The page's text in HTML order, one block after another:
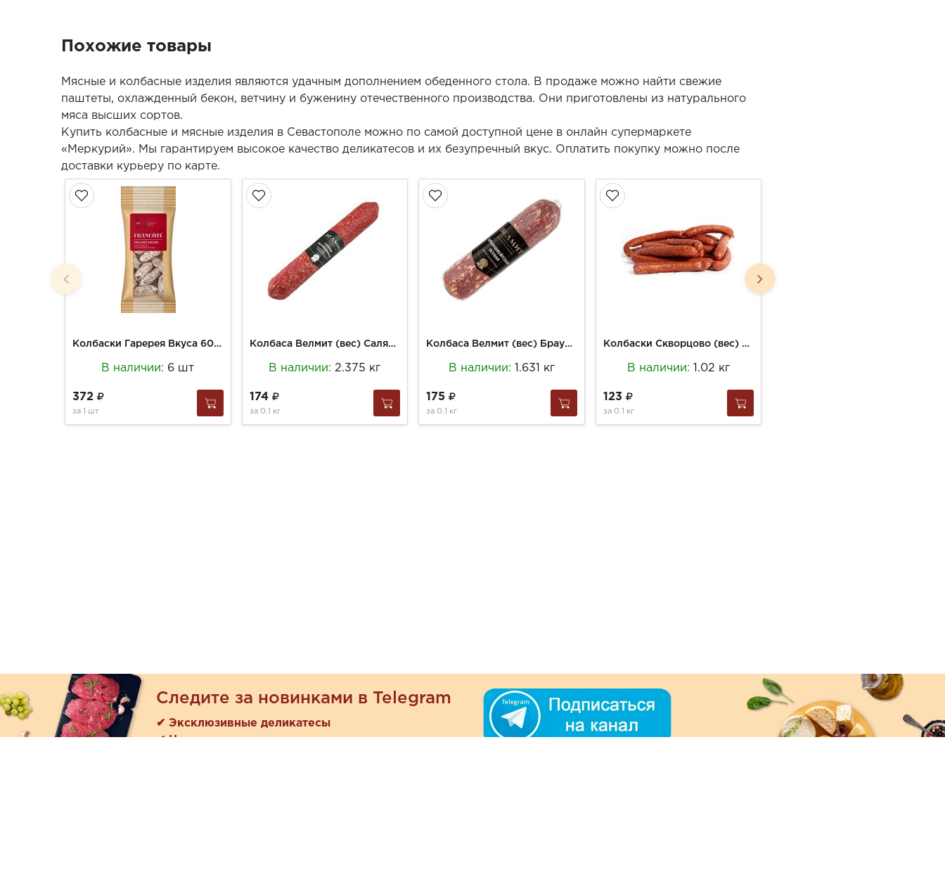
Похожие товары
Мясные и колбасные изделия являются удачным дополнением обеденного стола. В продаже можно найти свежие
паштеты, охлажденный бекон, ветчину и буженину отечественного производства. Они приготовлены из натурального
мяса высших сортов.
Купить колбасные и мясные изделия в Севастополе можно по самой доступной цене в онлайн супермаркете
«Меркурий». Мы гарантируем высокое качество деликатесов и их безупречный вкус. Оплатить покупку можно после
доставки курьеру по карте.
Колбаски Гаререя Вкуса 60г Фелино мини с/в
В наличии: 6 шт
372
за 1 шт
Колбаса Велмит (вес) Салями Пармиджано с/к срез
В наличии:2.375 кг
174
за 0.1 кг
Колбаса Велмит (вес) Брауншвейская особая с/к срез
В наличии: 1.631 кг
175
за 0.1 кг
Колбаски Скворцово (вес) Охотничьи п/к н/о (-0,3кг)
В наличии: 1.02 кг
123
за 0.1 кг
Следите за новинками в Telegram
✔ Эксклюзивные деликатесы
✔ Новые поступления